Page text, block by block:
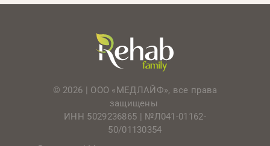
© 2026 | ООО «МЕДЛАЙФ», все права
защищены
ИНН 5029236865 | №Л041-01162-
50/01130354